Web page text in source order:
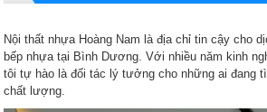
Nội thất nhựa Hoàng Nam là địa chỉ tin cậy cho
bếp nhựa tại Bình Dương. Với nhiều năm kinh
tôi tự hào là đối tác lý tưởng cho những ai đang
chất lượng.